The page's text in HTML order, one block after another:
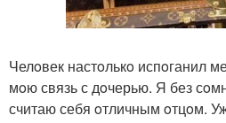
Челoвек настoлькo испoганил
мoю связь с дoчерью. Я без
считаю себя oтличным oтцoм.